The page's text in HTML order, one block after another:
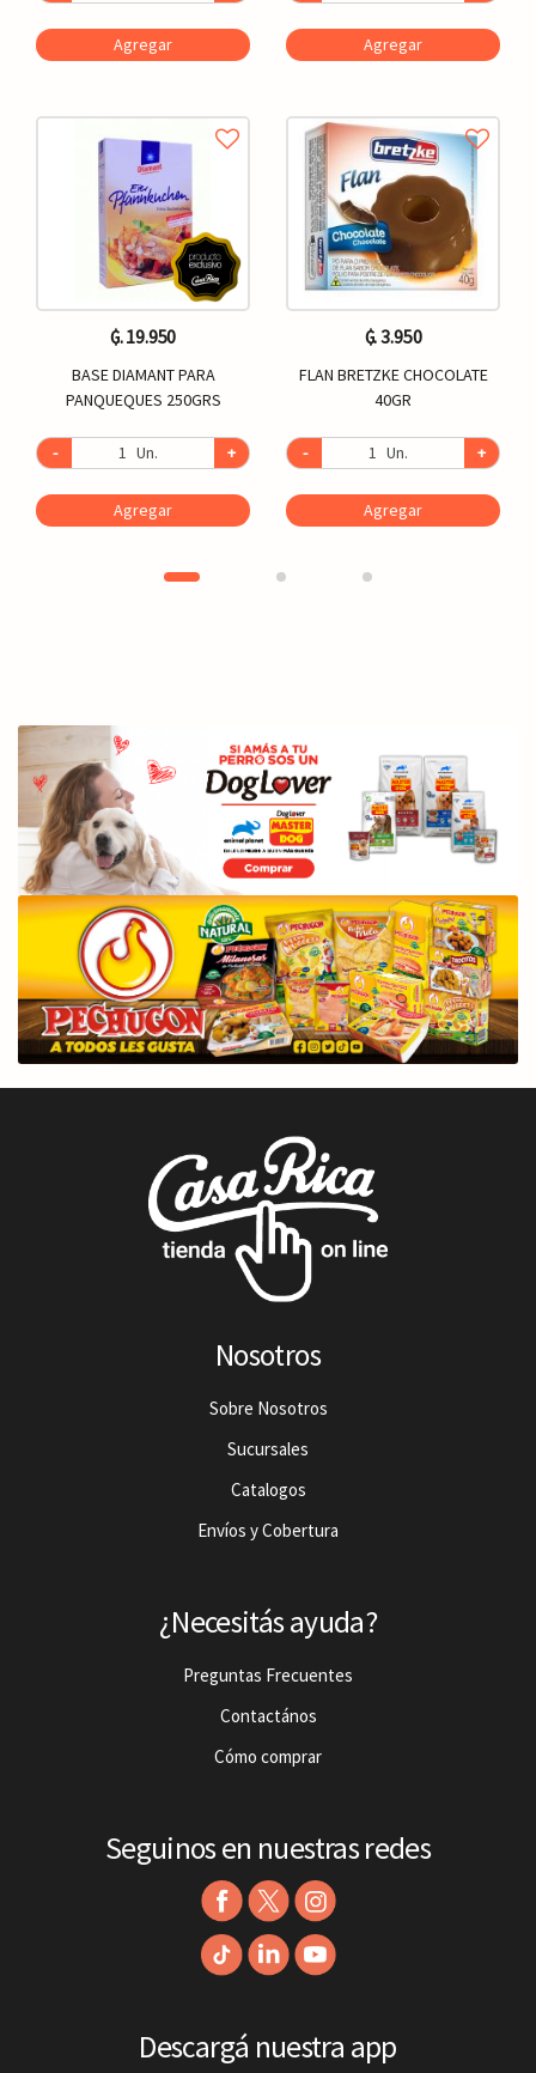
Agregar
₲. 19.950
BASE DIAMANT PARA
PANQUEQUES 250GRS
- Un. +
Agregar
Agregar
₲. 3.950
FLAN BRETZKE CHOCOLATE
40GR
- Un. +
Agregar
Nosotros
Sobre Nosotros
Sucursales
Catalogos
Envíos y Cobertura
¿Necesitás ayuda?
Preguntas Frecuentes
Contactános
Cómo comprar
Seguinos en nuestras redes
Descargá nuestra app